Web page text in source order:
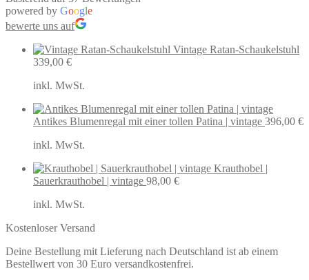
powered by Google
bewerte uns auf
Vintage Ratan-Schaukelstuhl
339,00 €
inkl. MwSt.
Antikes Blumenregal mit einer tollen Patina | vintage 396,00 €
inkl. MwSt.
Krauthobel |
Sauerkrauthobel | vintage 98,00 €
inkl. MwSt.
Kostenloser Versand
Deine Bestellung mit Lieferung nach Deutschland ist ab einem
Bestellwert von 30 Euro versandkostenfrei.